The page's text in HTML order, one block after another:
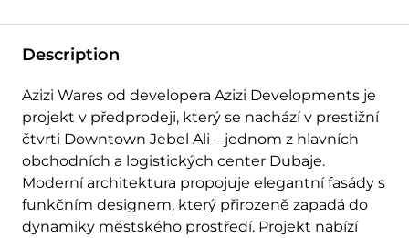
Description
Azizi Wares od developera Azizi Developments je
projekt v předprodeji, který se nachází v prestižní
čtvrti Downtown Jebel Ali – jednom z hlavních
obchodních a logistických center Dubaje.
Moderní architektura propojuje elegantní fasády s
funkčním designem, který přirozeně zapadá do
dynamiky městského prostředí. Projekt nabízí